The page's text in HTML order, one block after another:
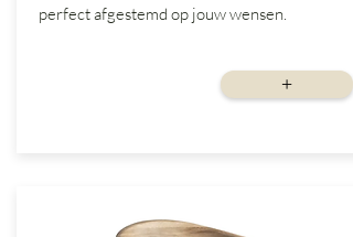
perfect afgestemd op jouw wensen.
+